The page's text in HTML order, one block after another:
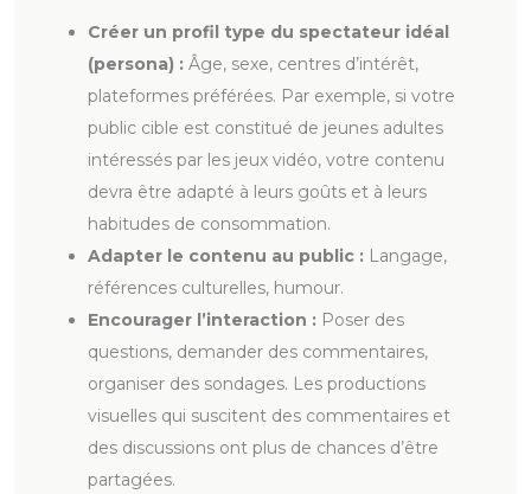
Créer un profil type du spectateur idéal
(persona) : Âge, sexe, centres d’intérêt,
plateformes préférées. Par exemple, si votre
public cible est constitué de jeunes adultes
intéressés par les jeux vidéo, votre contenu
devra être adapté à leurs goûts et à leurs
habitudes de consommation.
Adapter le contenu au public : Langage,
références culturelles, humour.
Encourager l’interaction : Poser des
questions, demander des commentaires,
organiser des sondages. Les productions
visuelles qui suscitent des commentaires et
des discussions ont plus de chances d’être
partagées.